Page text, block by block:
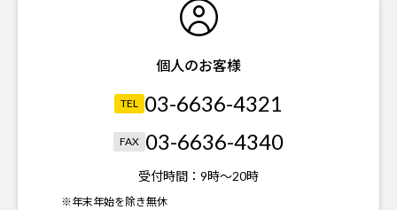
個人のお客様
TEL 03-6636-4321
FAX 03-6636-4340
受付時間： 9時～20時
※年末年始を除き無休